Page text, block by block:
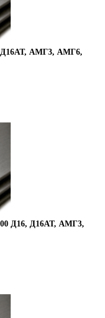
Д16АТ, АМГ3, АМГ6,
Д16, Д16АТ, АМГ3,